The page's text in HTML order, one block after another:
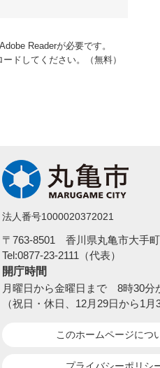
Readerが必要です。
ドしてください。（無料）
法人番号1000020372021
〒763-8501 香川県丸亀市大手
Tel:0877-23-2111（代表）
開庁時間
月曜日から金曜日まで 8時30分
（祝日・休日、12月29日から1月
このホームページにつ